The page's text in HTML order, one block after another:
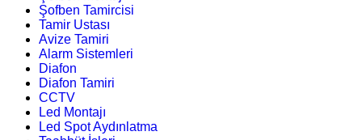
Şofben Tamircisi
Tamir Ustası
Avize Tamiri
Alarm Sistemleri
Diafon
Diafon Tamiri
CCTV
Led Montajı
Led Spot Aydınlatma